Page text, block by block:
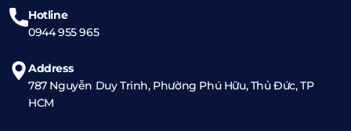
Hotline
0944 955 965
Address
787 Nguyễn Duy Trinh, Phường Phú Hữu, Thủ Đức, TP
HCM